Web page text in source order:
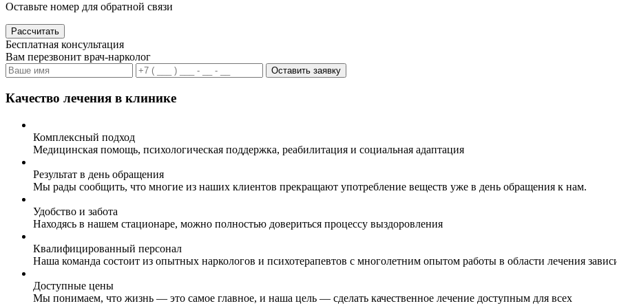
Оставьте номер для обратной связи
Рассчитать
Бесплатная консультация
Вам перезвонит врач-нарколог
Оставить заявку
Качество лечения в клинике
Комплексный подход
Медицинская помощь, психологическая поддержка, реабилитация и социальная адаптация
Результат в день обращения
Мы рады сообщить, что многие из наших клиентов прекращают употребление веществ уже в день обращения к нам.
Удобство и забота
Находясь в нашем стационаре, можно полностью довериться процессу выздоровления
Квалифицированный персонал
Наша команда состоит из опытных наркологов и психотерапевтов с многолетним опытом работы в области лечения
Доступные цены
Мы понимаем, что жизнь — это самое главное, и наша цель — сделать качественное лечение доступным для всех